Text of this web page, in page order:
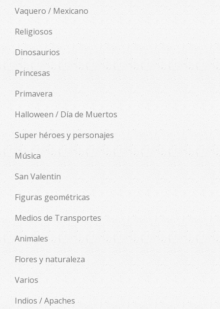
Vaquero / Mexicano
Religiosos
Dinosaurios
Princesas
Primavera
Halloween / Día de Muertos
Super héroes y personajes
Música
San Valentin
Figuras geométricas
Medios de Transportes
Animales
Flores y naturaleza
Varios
Indios / Apaches